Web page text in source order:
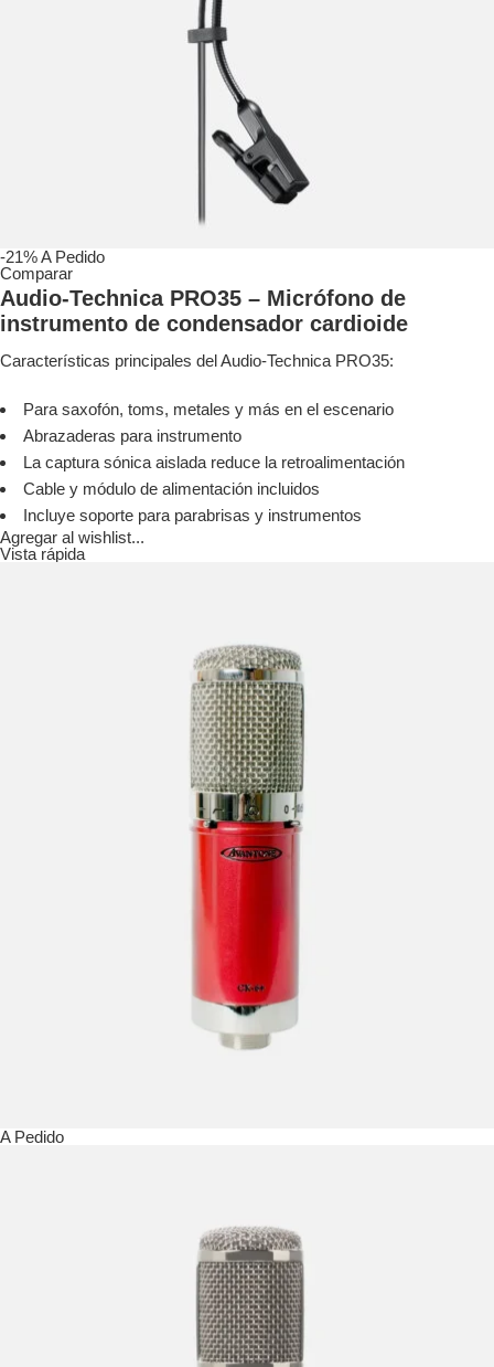
-21%A Pedido
Comparar
Audio-Technica PRO35 – Micrófono de
instrumento de condensador cardioide
Características principales del Audio-Technica PRO35:
Para saxofón, toms, metales y más en el escenario
Abrazaderas para instrumento
La captura sónica aislada reduce la retroalimentación
Cable y módulo de alimentación incluidos
Incluye soporte para parabrisas y instrumentos
Agregar al wishlist...
Vista rápida
A Pedido